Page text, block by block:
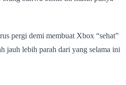
pergi demi membuat Xbox “sehat”
jauh lebih parah dari yang selama ini